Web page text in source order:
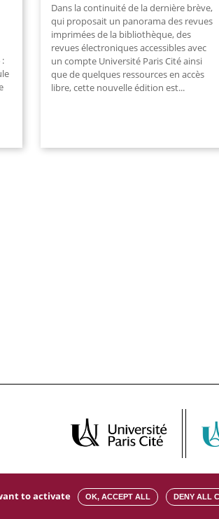
Dans la continuité de la dernière brève,
qui proposait un panorama des revues
imprimées de la bibliothèque, des
revues électroniques accessibles avec
un compte Université Paris Cité ainsi
que de quelques ressources en accès
libre, cette nouvelle édition est...
to activate OK, ACCEPT ALL DENY ALL